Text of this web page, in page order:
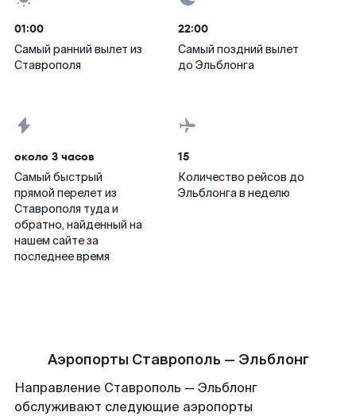
01:00
Самый ранний вылет из
Ставрополя
22:00
Самый поздний вылет
до Эльблонга
около 3 часов
Самый быстрый
прямой перелет из
Ставрополя туда и
обратно, найденный на
нашем сайте за
последнее время
15
Количество рейсов до
Эльблонга в неделю
Аэропорты Ставрополь — Эльблонг
Направление Ставрополь — Эльблонг
обслуживают следующие аэропорты